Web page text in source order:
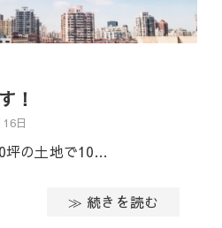
！
日
坪の土地で10…
≫ 続きを読む